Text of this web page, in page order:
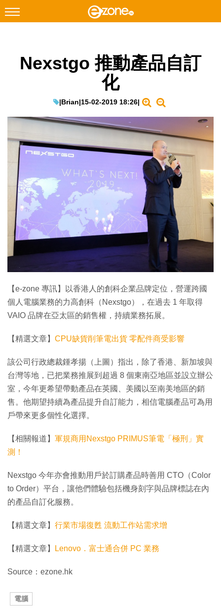
Facebook Instagram
遊戲動漫
教學評測
EduTech
IT Times
生成式AI與雲端應用
Enterprise Digital Transformation
特集
Nexstgo 推動產品自訂
化
|Brian|15-02-2019 18:26|
【e-zone 專訊】以香港人的創科企業品牌定位，營運跨國
個人電腦業務的力高創科（Nexstgo），在過去 1 年取得
VAIO 品牌在亞太區的銷售權，持續業務拓展。
【精選文章】 CPU缺貨削筆電出貨 零配件商受影響
該公司行政總裁鍾孝揚（上圖）指出，除了香港、新加坡與
台灣等地，已把業務推展到超過 8 個東南亞地區並設立辦公
室，今年更希望帶動產品在英國、美國以至南美地區的銷
售。他期望持續為產品提升自訂能力，相信電腦產品可為用
戶帶來更多個性化選擇。
【相關報道】 軍規商用Nexstgo PRIMUS筆電「極刑」實
測！
Nexstgo 今年亦會推動用戶於訂購產品時善用 CTO（Color
to Order）平台，讓他們體驗包括機身刻字與品牌標誌在內
的產品自訂化服務。
【精選文章】 行業市場復甦 流動工作站需求增
【精選文章】 Lenovo．富士通合併 PC 業務
Source：ezone.hk
電腦